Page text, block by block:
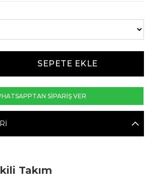
SİPARİŞ VER
Takım